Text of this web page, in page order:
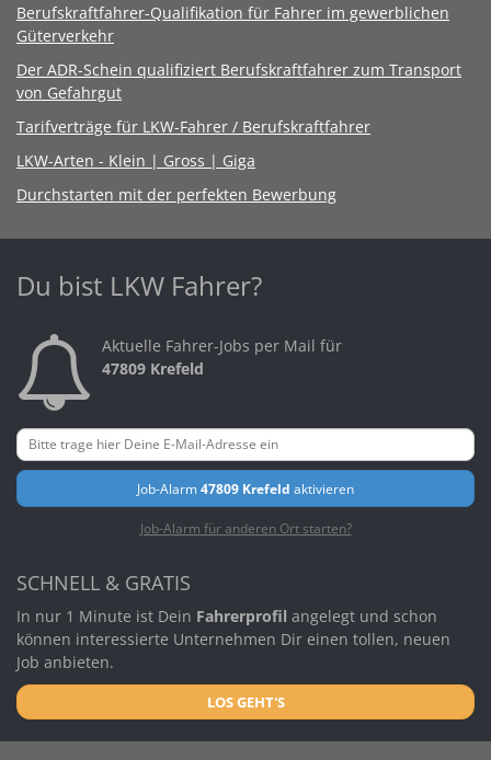
Berufskraftfahrer-Qualifikation für Fahrer im gewerblichen
Güterverkehr
Der ADR-Schein qualifiziert Berufskraftfahrer zum Transport
von Gefahrgut
Tarifverträge für LKW-Fahrer / Berufskraftfahrer
LKW-Arten - Klein | Gross | Giga
Durchstarten mit der perfekten Bewerbung
Du bist LKW Fahrer?
Aktuelle Fahrer-Jobs per Mail für
47809 Krefeld
Job-Alarm47809 Krefeld aktivieren
Job-Alarm für anderen Ort starten?
SCHNELL & GRATIS
In nur 1 Minute ist Dein Fahrerprofil angelegt und schon
können interessierte Unternehmen Dir einen tollen, neuen
Job anbieten.
LOS GEHT'S